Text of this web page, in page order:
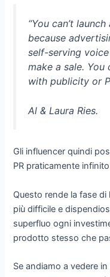
“You can’t
because
self-serving
make a sale. You
with publicity or
Al & Laura Ries.
Gli influencer quindi
PR praticamente
Questo rende la fase
più difficile e
superfluo ogni
prodotto stesso che
Se andiamo a vedere